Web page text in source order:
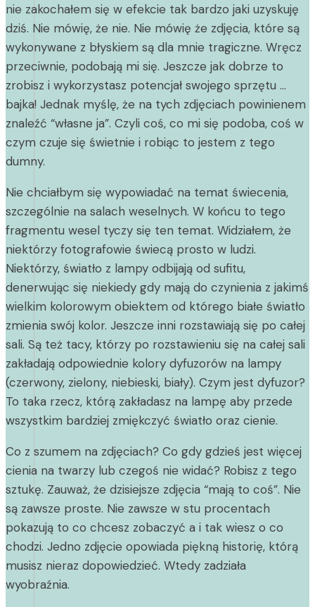
nie zakochałem się w efekcie tak bardzo jaki uzyskuję
dziś. Nie mówię, że nie. Nie mówię że zdjęcia, które są
wykonywane z błyskiem są dla mnie tragiczne. Wręcz
przeciwnie, podobają mi się. Jeszcze jak dobrze to
zrobisz i wykorzystasz potencjał swojego sprzętu …
bajka! Jednak myślę, że na tych zdjęciach powinienem
znaleźć “własne ja”. Czyli coś, co mi się podoba, coś w
czym czuje się świetnie i robiąc to jestem z tego
dumny.
Nie chciałbym się wypowiadać na temat świecenia,
szczególnie na salach weselnych. W końcu to tego
fragmentu wesel tyczy się ten temat. Widziałem, że
niektórzy fotografowie świecą prosto w ludzi.
Niektórzy, światło z lampy odbijają od sufitu,
denerwując się niekiedy gdy mają do czynienia z jakimś
wielkim kolorowym obiektem od którego białe światło
zmienia swój kolor. Jeszcze inni rozstawiają się po całej
sali. Są też tacy, którzy po rozstawieniu się na całej sali
zakładają odpowiednie kolory dyfuzorów na lampy
(czerwony, zielony, niebieski, biały). Czym jest dyfuzor?
To taka rzecz, którą zakładasz na lampę aby przede
wszystkim bardziej zmiękczyć światło oraz cienie.
Co z szumem na zdjęciach? Co gdy gdzieś jest więcej
cienia na twarzy lub czegoś nie widać? Robisz z tego
sztukę. Zauważ, że dzisiejsze zdjęcia “mają to coś”. Nie
są zawsze proste. Nie zawsze w stu procentach
pokazują to co chcesz zobaczyć a i tak wiesz o co
chodzi. Jedno zdjęcie opowiada piękną historię, którą
musisz nieraz dopowiedzieć. Wtedy zadziała
wyobraźnia.